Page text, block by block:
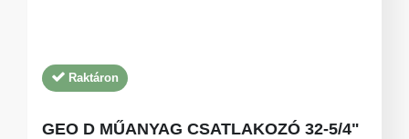
Raktáron
GEO D MŰANYAG CSATLAKOZÓ 32-5/4"